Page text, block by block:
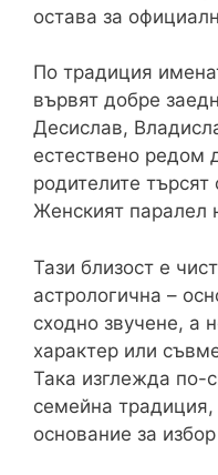
остава за
По традиция
вървят добре
Десислав,
естествено редом
родителите
Женският паралел
Тази близост е
астрологична –
сходно звучене, а
характер или
Така изглежда по-
семейна традиция,
основание за